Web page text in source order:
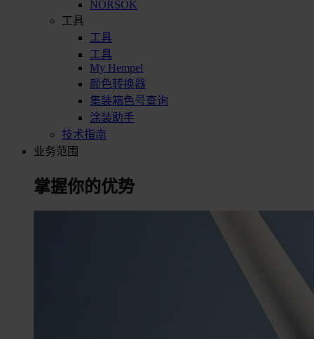
NORSOK
工具
工具
工具
My Hempel
颜色转换器
集装箱色号查询
涂装助手
技术指南
业务范围
掌握你的优势